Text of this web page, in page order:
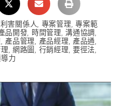
利害關係人, 專案管理,專案範
品開發, 時間管理,溝通協調,
, 產品管理, 產品經理, 產品通,
,網路圖 , 行銷經理, 要徑法,
力